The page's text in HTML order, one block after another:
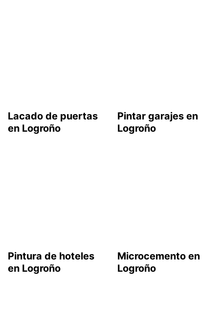
Lacado de puertas
en Logroño
Pintar garajes en
Logroño
Pintura de hoteles
en Logroño
Microcemento en
Logroño